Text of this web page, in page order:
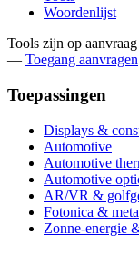
Woordenlijst
Tools zijn op
— Toegang aanvragen
Toepassingen
Displays &
Automotive
Automotive
Automotive
AR/VR &
Fotonica &
Zonne-energie